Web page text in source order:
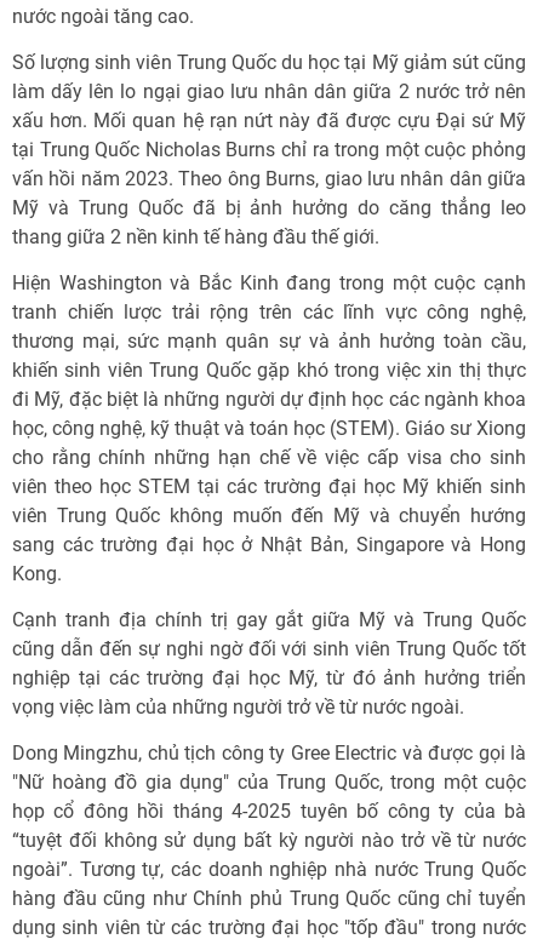
nước ngoài tăng cao.
Số lượng sinh viên Trung Quốc du học tại Mỹ giảm sút cũng
làm dấy lên lo ngại giao lưu nhân dân giữa 2 nước trở nên
xấu hơn. Mối quan hệ rạn nứt này đã được cựu Đại sứ Mỹ
tại Trung Quốc Nicholas Burns chỉ ra trong một cuộc phỏng
vấn hồi năm 2023. Theo ông Burns, giao lưu nhân dân giữa
Mỹ và Trung Quốc đã bị ảnh hưởng do căng thẳng leo
thang giữa 2 nền kinh tế hàng đầu thế giới.
Hiện Washington và Bắc Kinh đang trong một cuộc cạnh
tranh chiến lược trải rộng trên các lĩnh vực công nghệ,
thương mại, sức mạnh quân sự và ảnh hưởng toàn cầu,
khiến sinh viên Trung Quốc gặp khó trong việc xin thị thực
đi Mỹ, đặc biệt là những người dự định học các ngành khoa
học, công nghệ, kỹ thuật và toán học (STEM). Giáo sư Xiong
cho rằng chính những hạn chế về việc cấp visa cho sinh
viên theo học STEM tại các trường đại học Mỹ khiến sinh
viên Trung Quốc không muốn đến Mỹ và chuyển hướng
sang các trường đại học ở Nhật Bản, Singapore và Hong
Kong.
Cạnh tranh địa chính trị gay gắt giữa Mỹ và Trung Quốc
cũng dẫn đến sự nghi ngờ đối với sinh viên Trung Quốc tốt
nghiệp tại các trường đại học Mỹ, từ đó ảnh hưởng triển
vọng việc làm của những người trở về từ nước ngoài.
Dong Mingzhu, chủ tịch công ty Gree Electric và được gọi là
"Nữ hoàng đồ gia dụng" của Trung Quốc, trong một cuộc
họp cổ đông hồi tháng 4-2025 tuyên bố công ty của bà
“tuyệt đối không sử dụng bất kỳ người nào trở về từ nước
ngoài”. Tương tự, các doanh nghiệp nhà nước Trung Quốc
hàng đầu cũng như Chính phủ Trung Quốc cũng chỉ tuyển
dụng sinh viên từ các trường đại học "tốp đầu" trong nước